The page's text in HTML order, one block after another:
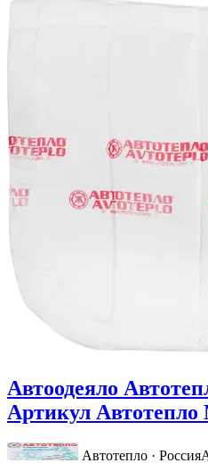
Автоодеяло
Артикул
Автотепло · Россия